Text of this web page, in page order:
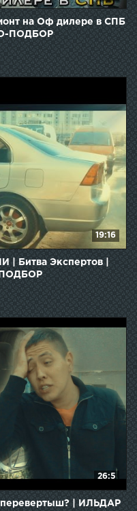
на Оф дилере в СПБ
ПОДБОР
19:16
| Битва Экспертов |
ПОДБОР
26:5
перевертыш? | ИЛЬДАР